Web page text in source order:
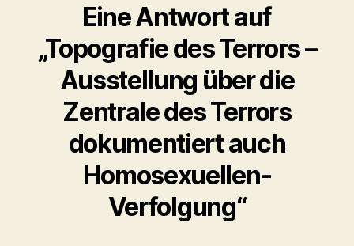
Eine Antwort auf
„Topografie des Terrors –
Ausstellung über die
Zentrale des Terrors
dokumentiert auch
Homosexuellen-
Verfolgung“